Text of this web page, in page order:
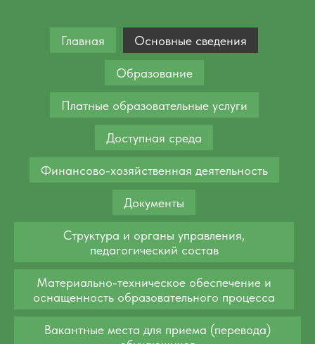
Главная Основные сведения
Образование
Платные образовательные услуги
Доступная среда
Финансово-хозяйственная деятельность
Документы
Структура и органы управления,
педагогический состав
Материально-техническое обеспечение и
оснащенность образовательного процесса
Вакантные места для приема (перевода)